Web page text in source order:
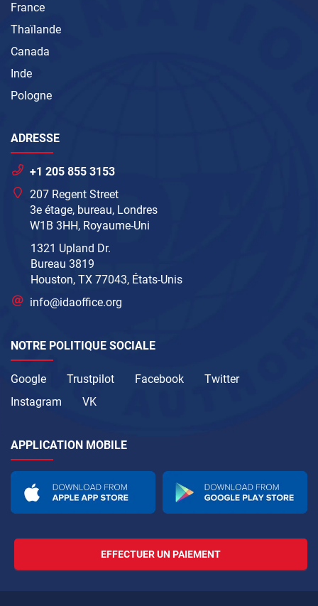
France
Thaïlande
Canada
Inde
Pologne
ADRESSE
+1 205 855 3153
207 Regent Street
3e étage, bureau, Londres
W1B 3HH, Royaume-Uni
1321 Upland Dr.
Bureau 3819
Houston, TX 77043, États-Unis
info@idaoffice.org
NOTRE POLITIQUE SOCIALE
Google Trustpilot Facebook
Twitter
Instagram
VK
APPLICATION MOBILE
EFFECTUER UN PAIEMENT